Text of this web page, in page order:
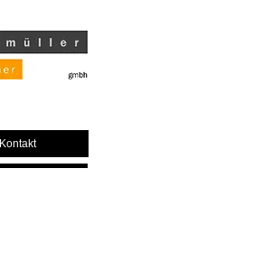
Kontakt